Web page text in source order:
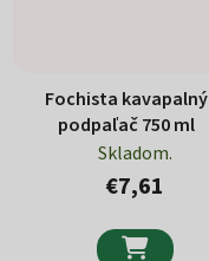
Fochista kavapalný
podpaľač 750 ml
Skladom.
€7,61
